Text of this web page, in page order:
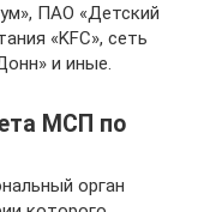
ПАО «Детский
«KFC», сеть
и иные.
МСП по
орган